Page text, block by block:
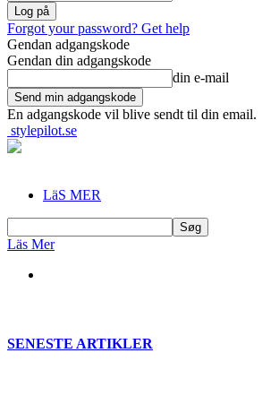
Forgot your password? Get help
Gendan adgangskode
Gendan din adgangskode
din e-mail
En adgangskode vil blive sendt til din email.
stylepilot.se
LäS MER
Läs Mer
SENESTE ARTIKLER